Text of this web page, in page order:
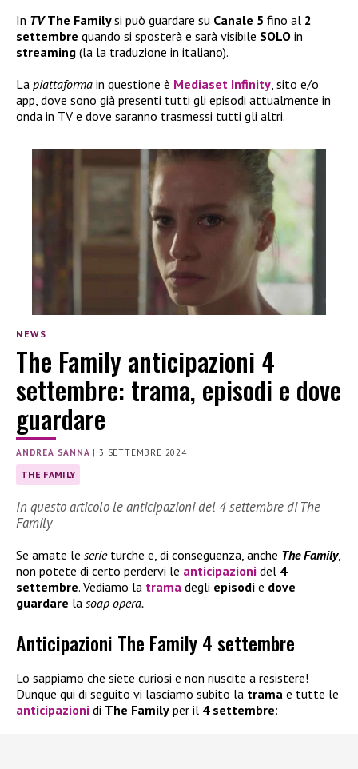
In TV The Familysi può guardare su Canale 5 fino al 2
settembre quando si sposterà e sarà visibile SOLO in
streaming (la la traduzione in italiano).
La piattaforma in questione è Mediaset Infinity , sito e/o
app, dove sono già presenti tutti gli episodi attualmente in
onda in TV e dove saranno trasmessi tutti gli altri.
NEWS
The Family anticipazioni 4
settembre: trama, episodi e dove
guardare
ANDREA SANNA |3 SETTEMBRE 2024
THE FAMILY
In questo articolo le anticipazioni del 4 settembre di The
Family
Se amate le serieturche e, di conseguenza, anche The Family,
non potete di certo perdervi le anticipazioni del 4
settembre. Vediamo la trama degli episodi e dove
guardare la soap opera.
Anticipazioni The Family 4 settembre
Lo sappiamo che siete curiosi e non riuscite a resistere!
Dunque qui di seguito vi lasciamo subito la trama e tutte le
anticipazioni di The Family per il 4 settembre: